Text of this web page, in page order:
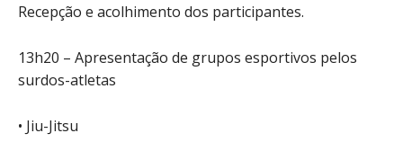
Recepção e acolhimento dos participantes.
13h20 – Apresentação de grupos esportivos pelos
surdos-atletas
• Jiu-Jitsu